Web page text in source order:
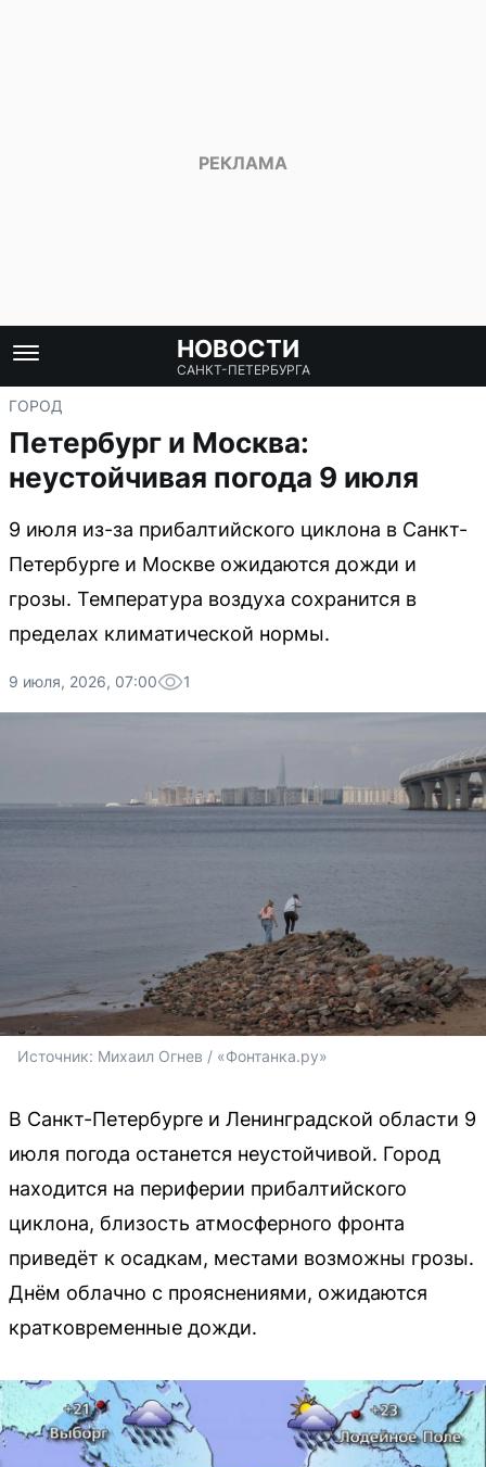
НОВОСТИ
САНКТ-ПЕТЕРБУРГА
ГОРОД
Петербург и Москва:
неустойчивая погода 9 июля
9 июля из-за прибалтийского циклона в Санкт-
Петербурге и Москве ожидаются дожди и
грозы. Температура воздуха сохранится в
пределах климатической нормы.
9 июля, 2026, 07:00 1
Источник: Михаил Огнев / «Фонтанка.ру»
В Санкт-Петербурге и Ленинградской области 9
июля погода останется неустойчивой. Город
находится на периферии прибалтийского
циклона, близость атмосферного фронта
приведёт к осадкам, местами возможны грозы.
Днём облачно с прояснениями, ожидаются
кратковременные дожди.